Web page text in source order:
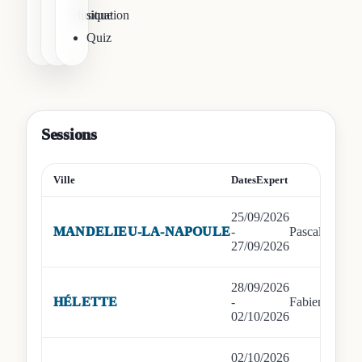
clinique
situation
Quiz
Sessions
Ville DatesExpert
MANDELIEU-LA-NAPOULE
25/09/2026
-
27/09/2026
Pascale
HÉLETTE
28/09/2026
-
02/10/2026
Fabienne
02/10/2026